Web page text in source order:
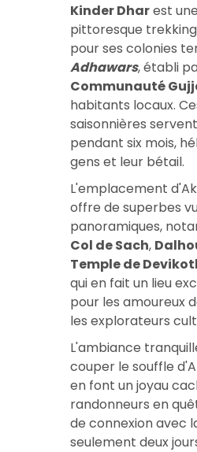
Kinder Dharest
pittoresque
pour ses colonies
Adhawars, établi
Communauté
habitants locaux.
saisonnières
pendant six mois,
gens et leur bétail.
L'emplacement
offre de superbes
panoramiques,
Col de Sach,
Temple de
qui en fait un lieu
pour les amoureux
les explorateurs
L'ambiance
couper le souffle
en font un joyau
randonneurs en
de connexion avec
seulement deux